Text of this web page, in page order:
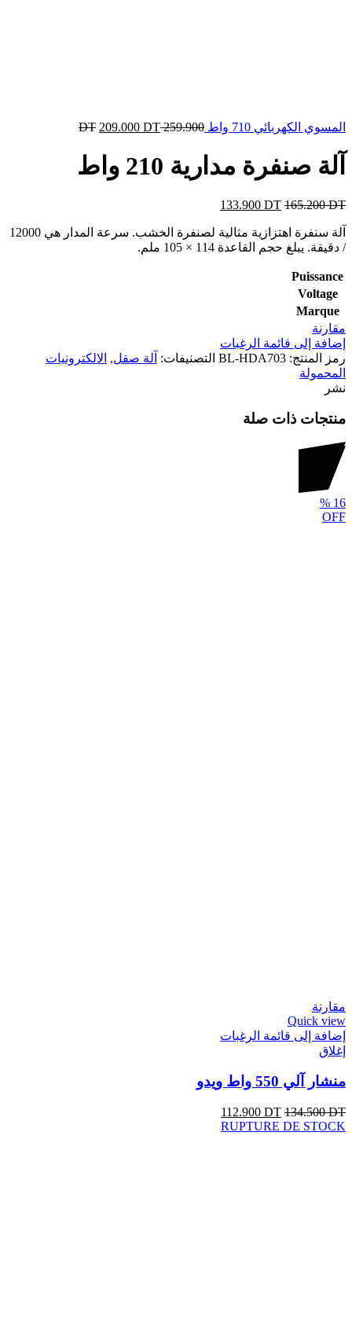
المسوي الكهربائي 710 واط 259.900
DT
209.000 DT
آلة صنفرة مدارية 210 واط
165.200DT
133.900 DT
آلة سنفرة اهتزازية مثالية لصنفرة الخشب. سرعة المدار هي 12000
/ دقيقة. يبلغ حجم القاعدة 114 × 105 ملم.
Puissance
Voltage
Marque
مقارنة
إضافة إلى قائمة الرغبات
رمز المنتج: BL-HDA703 التصنيفات: آلة صقل, الالكترونيات
المحمولة
نشر
منتجات ذات صلة
16
%
OFF
مقارنة
Quick view
إضافة إلى قائمة الرغبات
إغلاق
منشار آلي 550 واط ويدو
134.500DT
112.900 DT
RUPTURE DE STOCK